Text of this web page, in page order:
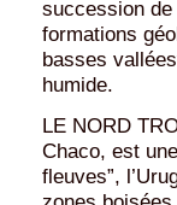
succession
formations
basses
humide.
LE NORD
Chaco, est
fleuves”,